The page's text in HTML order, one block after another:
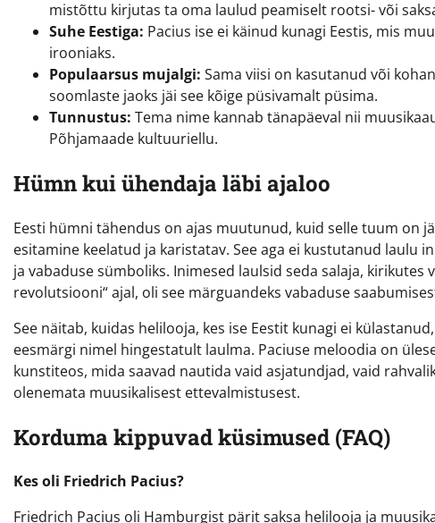
mistõttu kirjutas ta oma laulud peamiselt rootsi- või
Suhe Eestiga: Pacius ise ei käinud kunagi Eestis, mis
irooniaks.
Populaarsus mujalgi: Sama viisi on kasutanud või
soomlaste jaoks jäi see kõige püsivamalt püsima.
Tunnustus: Tema nime kannab tänapäeval nii
Põhjamaade kultuuriellu.
Hümn kui ühendaja läbi ajaloo
Eesti hümni tähendus on ajas muutunud, kuid selle tuum on
esitamine keelatud ja karistatav. See aga ei kustutanud
ja vabaduse sümboliks. Inimesed laulsid seda salaja,
revolutsiooni“ ajal, oli see märguandeks vabaduse
See näitab, kuidas helilooja, kes ise Eestit kunagi ei
eesmärgi nimel hingestatult laulma. Paciuse meloodia on
kunstiteos, mida saavad nautida vaid asjatundjad, vaid
olenemata muusikalisest ettevalmistusest.
Korduma kippuvad küsimused (FAQ)
Kes oli Friedrich Pacius?
Friedrich Pacius oli Hamburgist pärit saksa helilooja ja